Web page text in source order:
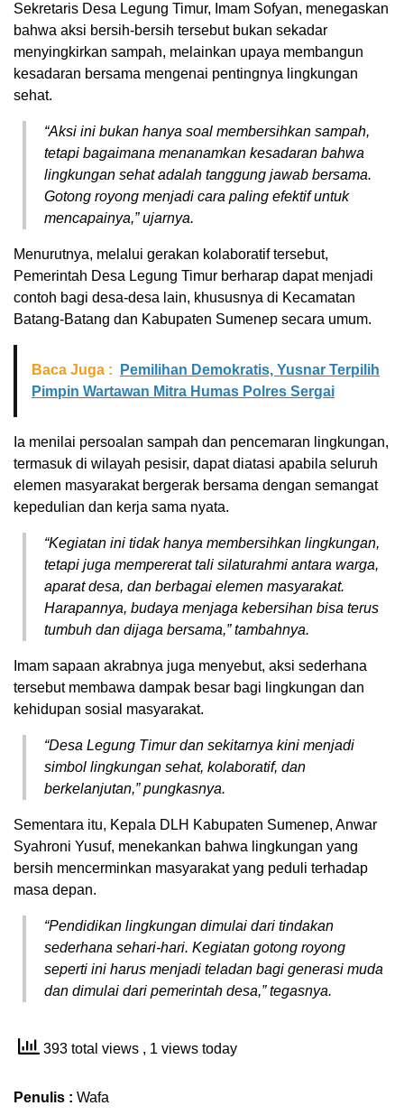
Sekretaris Desa Legung Timur, Imam Sofyan, menegaskan
bahwa aksi bersih-bersih tersebut bukan sekadar
menyingkirkan sampah, melainkan upaya membangun
kesadaran bersama mengenai pentingnya lingkungan
sehat.
“Aksi ini bukan hanya soal membersihkan sampah,
tetapi bagaimana menanamkan kesadaran bahwa
lingkungan sehat adalah tanggung jawab bersama.
Gotong royong menjadi cara paling efektif untuk
mencapainya,” ujarnya.
Menurutnya, melalui gerakan kolaboratif tersebut,
Pemerintah Desa Legung Timur berharap dapat menjadi
contoh bagi desa-desa lain, khususnya di Kecamatan
Batang-Batang dan Kabupaten Sumenep secara umum.
Baca Juga :
Pemilihan Demokratis, Yusnar Terpilih
Pimpin Wartawan Mitra Humas Polres Sergai
Ia menilai persoalan sampah dan pencemaran lingkungan,
termasuk di wilayah pesisir, dapat diatasi apabila seluruh
elemen masyarakat bergerak bersama dengan semangat
kepedulian dan kerja sama nyata.
“Kegiatan ini tidak hanya membersihkan lingkungan,
tetapi juga mempererat tali silaturahmi antara warga,
aparat desa, dan berbagai elemen masyarakat.
Harapannya, budaya menjaga kebersihan bisa terus
tumbuh dan dijaga bersama,” tambahnya.
Imam sapaan akrabnya juga menyebut, aksi sederhana
tersebut membawa dampak besar bagi lingkungan dan
kehidupan sosial masyarakat.
“Desa Legung Timur dan sekitarnya kini menjadi
simbol lingkungan sehat, kolaboratif, dan
berkelanjutan,” pungkasnya.
Sementara itu, Kepala DLH Kabupaten Sumenep, Anwar
Syahroni Yusuf, menekankan bahwa lingkungan yang
bersih mencerminkan masyarakat yang peduli terhadap
masa depan.
“Pendidikan lingkungan dimulai dari tindakan
sederhana sehari-hari. Kegiatan gotong royong
seperti ini harus menjadi teladan bagi generasi muda
dan dimulai dari pemerintah desa,” tegasnya.
393 total views , 1 views today
Penulis : Wafa